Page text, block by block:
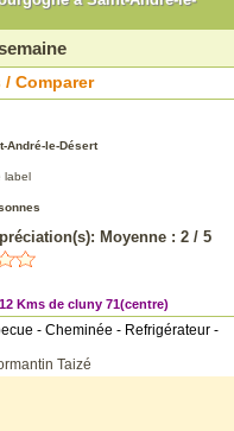
Comparer
André-le-Désert
label
Moyenne : 2 / 5
Kms de cluny 71(centre)
- Cheminée - Refrigérateur -
Taizé